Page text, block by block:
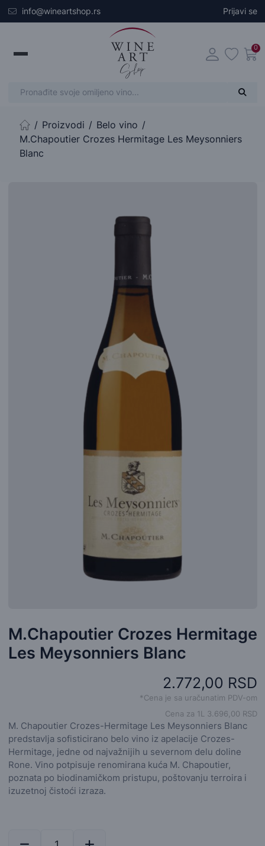
Skip to main content
info@wineartshop.rs Prijavi se
0
Početna stranica
Proizvodi
Belo vino
M.Chapoutier Crozes Hermitage Les Meysonniers
Blanc
M.Chapoutier Crozes Hermitage
Les Meysonniers Blanc
2.772,00 RSD
*Cena je sa uračunatim PDV-om
Cena za 1L 3.696,00 RSD
M. Chapoutier Crozes-Hermitage Les Meysonniers Blanc
predstavlja sofisticirano belo vino iz apelacije Crozes-
Hermitage, jedne od najvažnijih u severnom delu doline
Rone. Vino potpisuje renomirana kuća M. Chapoutier,
poznata po biodinamičkom pristupu, poštovanju terroira i
izuzetnoj čistoći izraza.